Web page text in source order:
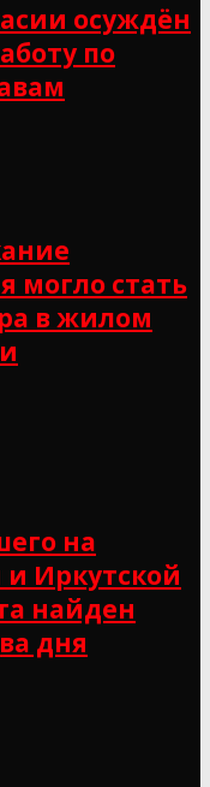
осуждён
по
могло стать
в жилом
на
Иркутской
найден
дня